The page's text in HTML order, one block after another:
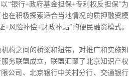
银行+政府基金担保+专利权反担保”为
在积极探索适合当地情况的质押融资模
风险补偿+财政补贴”的便民融资模式。
构之间的桥梁和纽带，对推广和实施知
务联盟成立，联盟汇聚了北京知识产权
公司、北京银行中关村分行、交通银行